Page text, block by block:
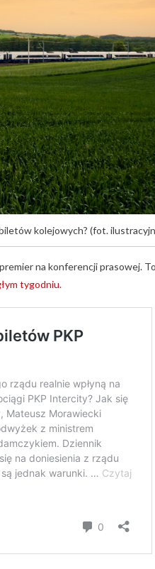
kolejowych? (fot.
na konferencji prasowej.
tygodniu.